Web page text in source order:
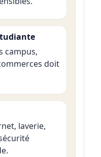
campus,
doit
laverie,